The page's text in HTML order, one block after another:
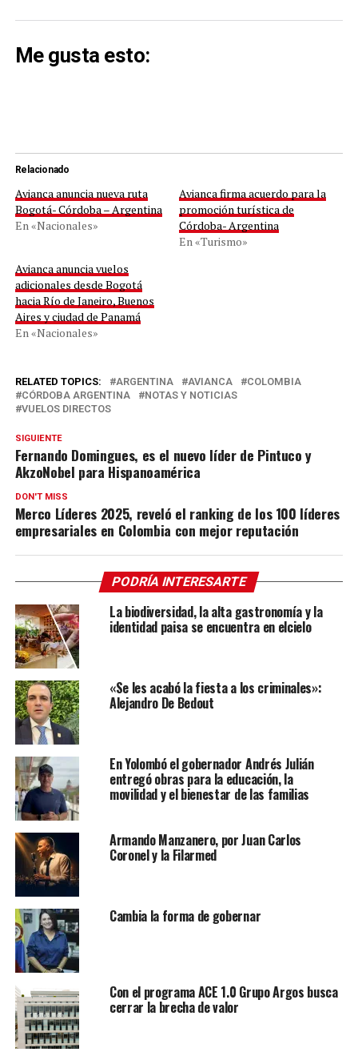
Me gusta esto:
Relacionado
Avianca anuncia nueva ruta
Bogotá- Córdoba – Argentina
En «Nacionales»
Avianca firma acuerdo para la
promoción turística de
Córdoba- Argentina
En «Turismo»
Avianca anuncia vuelos
adicionales desde Bogotá
hacia Río de Janeiro, Buenos
Aires y ciudad de Panamá
En «Nacionales»
RELATED TOPICS: ARGENTINA AVIANCA
COLOMBIA
CÓRDOBA ARGENTINA
NOTAS Y NOTICIAS
VUELOS DIRECTOS
SIGUIENTE
Fernando Domingues, es el nuevo líder de Pintuco y
AkzoNobel para Hispanoamérica
DON'T MISS
Merco Líderes 2025, reveló el ranking de los 100 líderes
empresariales en Colombia con mejor reputación
PODRÍA INTERESARTE
La biodiversidad, la alta gastronomía y la
identidad paisa se encuentra en elcielo
«Se les acabó la fiesta a los criminales»:
Alejandro De Bedout
En Yolombó el gobernador Andrés Julián
entregó obras para la educación, la
movilidad y el bienestar de las familias
Armando Manzanero, por Juan Carlos
Coronel y la Filarmed
Cambia la forma de gobernar
Con el programa ACE 1.0 Grupo Argos busca
cerrar la brecha de valor